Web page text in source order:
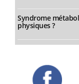
Syndrome
physiques ?